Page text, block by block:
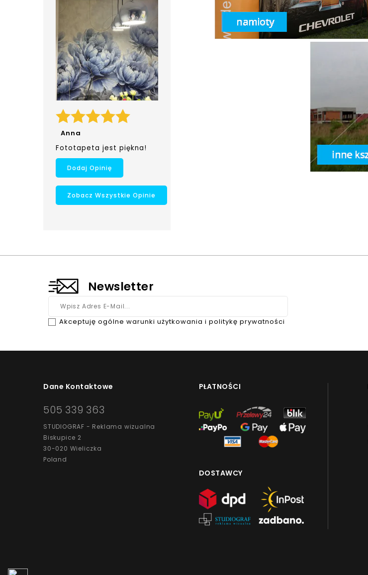
Anna
Fototapeta jest piękna!
Dodaj Opinię
Zobacz Wszystkie Opinie
Newsletter
Akceptuję ogólne warunki użytkowania i politykę prywatności
Dane Kontaktowe
505 339 363
STUDIOGRAF - Reklama wizualna
Biskupice 2
30-020 Wieliczka
Poland
PŁATNOŚCI
DOSTAWCY